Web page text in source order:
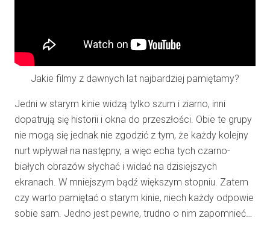
Jakie filmy z dawnych lat najbardziej pamiętamy?
Jedni w starym kinie widzą tylko szum i ziarno, inni
dopatrują się historii i okna do przeszłości. Obie te grupy
nie mogą się jednak nie zgodzić z tym, że każdy kolejny
nurt wpływał na następny, a więc echa tych czarno-
białych obrazów słychać i widać na dzisiejszych
ekranach. W mniejszym bądź większym stopniu. Zatem
czy warto pamiętać o starym kinie, niech każdy odpowie
sobie sam. Jedno jest pewne, trudno o nim zapomnieć…